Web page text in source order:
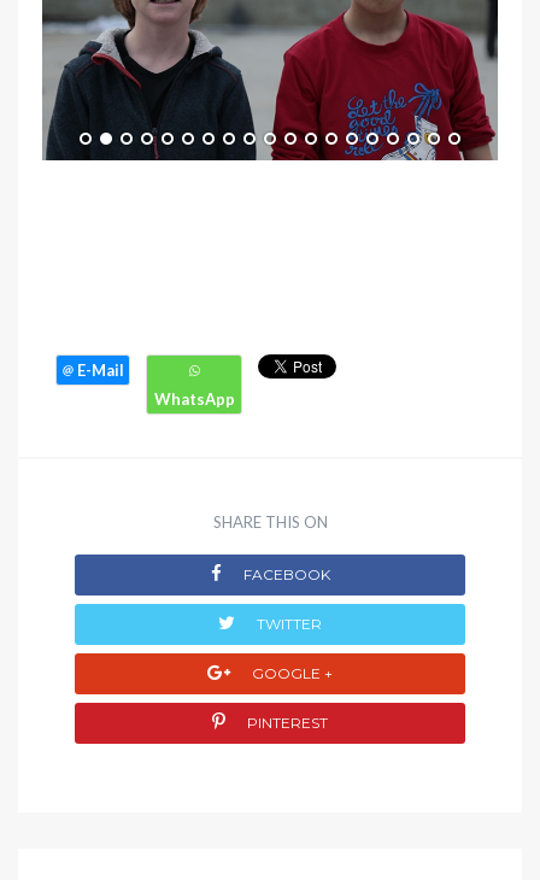
SHARE THIS ON
FACEBOOK
TWITTER
GOOGLE +
PINTEREST